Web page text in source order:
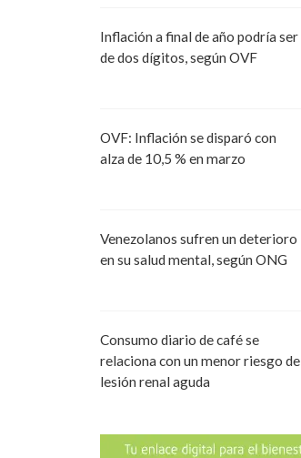
Inflación a final de año podría ser
de dos dígitos, según OVF
OVF: Inflación se disparó con
alza de 10,5 % en marzo
Venezolanos sufren un deterioro
en su salud mental, según ONG
Consumo diario de café se
relaciona con un menor riesgo de
lesión renal aguda